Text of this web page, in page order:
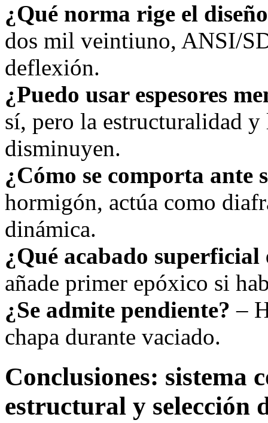
¿Qué norma rige el
dos mil veintiuno, ANSI/
deflexión.
¿Puedo usar espesores
sí, pero la estructuralidad
disminuyen.
¿Cómo se comporta ante
hormigón, actúa como
dinámica.
¿Qué acabado superficial
añade primer epóxico si
¿Se admite pendiente? –
chapa durante vaciado.
Conclusiones: sistema
estructural y selección